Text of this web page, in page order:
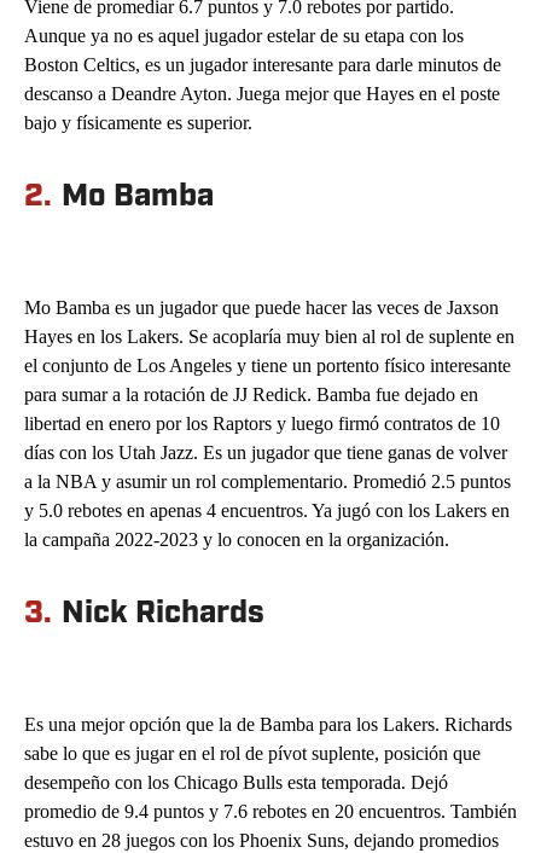
Viene de promediar 6.7 puntos y 7.0 rebotes por partido.
Aunque ya no es aquel jugador estelar de su etapa con los
Boston Celtics, es un jugador interesante para darle minutos de
descanso a Deandre Ayton. Juega mejor que Hayes en el poste
bajo y físicamente es superior.
2. Mo Bamba
Mo Bamba es un jugador que puede hacer las veces de Jaxson
Hayes en los Lakers. Se acoplaría muy bien al rol de suplente en
el conjunto de Los Angeles y tiene un portento físico interesante
para sumar a la rotación de JJ Redick. Bamba fue dejado en
libertad en enero por los Raptors y luego firmó contratos de 10
días con los Utah Jazz. Es un jugador que tiene ganas de volver
a la NBA y asumir un rol complementario. Promedió 2.5 puntos
y 5.0 rebotes en apenas 4 encuentros. Ya jugó con los Lakers en
la campaña 2022-2023 y lo conocen en la organización.
3. Nick Richards
Es una mejor opción que la de Bamba para los Lakers. Richards
sabe lo que es jugar en el rol de pívot suplente, posición que
desempeño con los Chicago Bulls esta temporada. Dejó
promedio de 9.4 puntos y 7.6 rebotes en 20 encuentros. También
estuvo en 28 juegos con los Phoenix Suns, dejando promedios